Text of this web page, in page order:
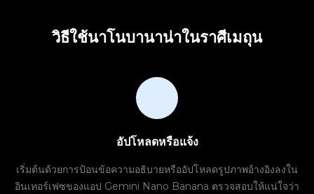
วิธีใช้นาโนบานาน่าในราศีเมถุน
อัปโหลดหรือแจ้ง
เริ่มต้นด้วยการป้อนข้อความอธิบายหรืออัปโหลดรูปภาพอ้างอิงลงใน
อินเทอร์เฟซของแอป Gemini Nano Banana ตรวจสอบให้แน่ใจว่า